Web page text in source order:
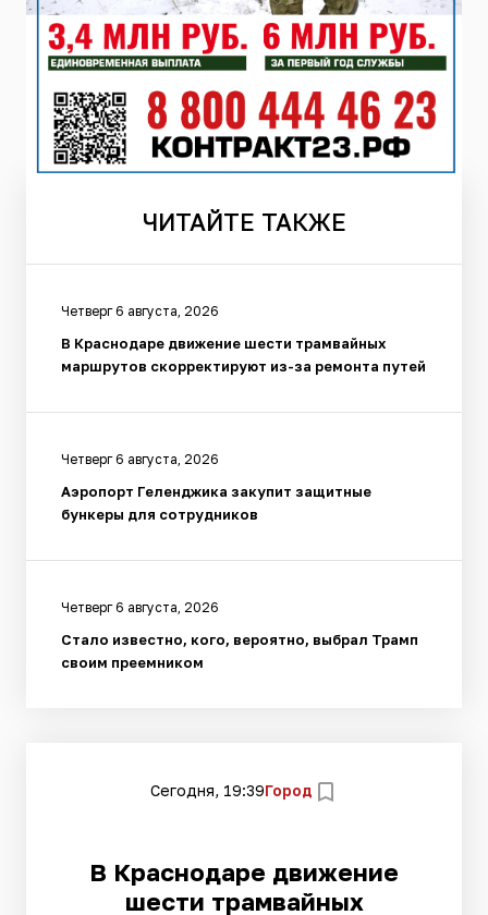
ЧИТАЙТЕ ТАКЖЕ
Четверг 6 августа, 2026
В Краснодаре движение шести трамвайных
маршрутов скорректируют из-за ремонта путей
Четверг 6 августа, 2026
Аэропорт Геленджика закупит защитные
бункеры для сотрудников
Четверг 6 августа, 2026
Стало известно, кого, вероятно, выбрал Трамп
своим преемником
Сегодня, 19:39Город
В Краснодаре движение
шести трамвайных